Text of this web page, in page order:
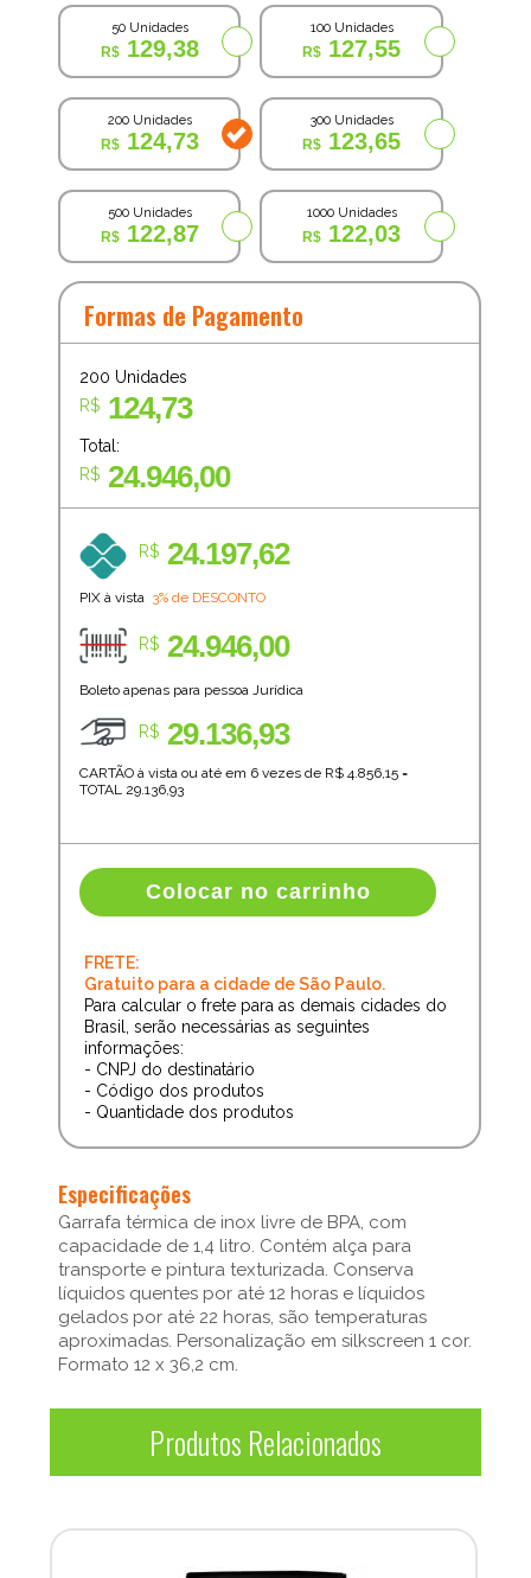
50 Unidades
129,38
100 Unidades
127,55
200 Unidades
124,73
300 Unidades
123,65
500 Unidades
122,87
1000 Unidades
122,03
Formas de Pagamento
200 Unidades
R$ 124,73
Total:
R$ 24.946,00
R$ 24.197,62
PIX à vista 3% de DESCONTO
R$ 24.946,00
Boleto apenas para pessoa Jurídica
R$ 29.136,93
CARTÃO à vista ou até em 6 vezes de R$ 4.856,15=
TOTAL 29.136,93
Colocar no carrinho
FRETE:
Gratuito para a cidade de São Paulo.
Para calcular o frete para as demais cidades do
Brasil, serão necessárias as seguintes
informações:
- CNPJ do destinatário
- Código dos produtos
- Quantidade dos produtos
Especificações
Garrafa térmica de inox livre de BPA, com
capacidade de 1,4 litro. Contém alça para
transporte e pintura texturizada. Conserva
líquidos quentes por até 12 horas e líquidos
gelados por até 22 horas, são temperaturas
aproximadas. Personalização em silkscreen 1 cor.
Formato 12 x 36,2 cm.
Produtos Relacionados